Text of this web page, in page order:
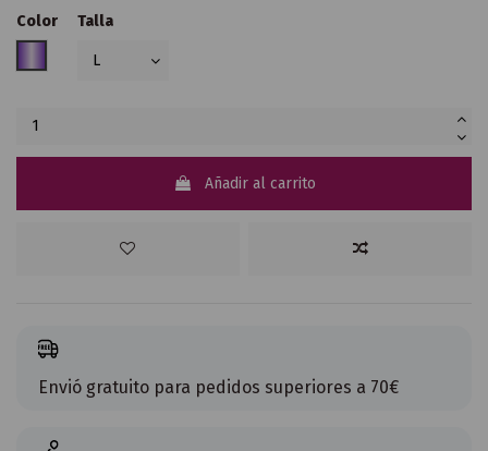
Color
MORADO METALIZADO
Talla
Añadir al carrito
Envió gratuito para pedidos superiores a 70€